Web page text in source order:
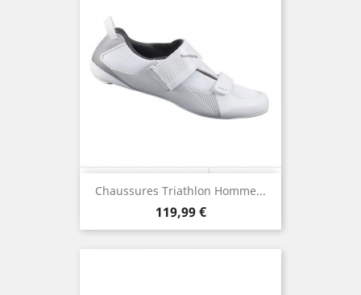
Chaussures Triathlon Homme...
Prix
119,99 €